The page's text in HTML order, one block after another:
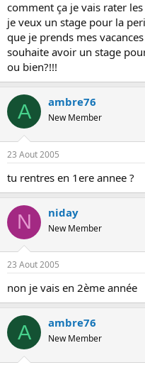
comment ça je vais rater les
je veux un stage pour la
que je prends mes
souhaite avoir un stage
ou bien?!!!
A ambre76
New Member
23 Aout 2005
tu rentres en 1ere annee ?
N niday
New Member
23 Aout 2005
non je vais en 2ème année
A ambre76
New Member